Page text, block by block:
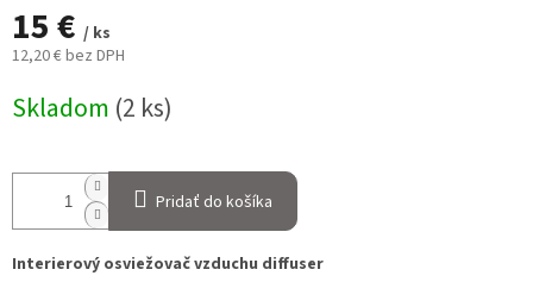
15 € / ks
12,20 € bez DPH
cena:
Skladom (2 ks)
Pridať do košíka
Interierový osviežovač vzduchu diffuser